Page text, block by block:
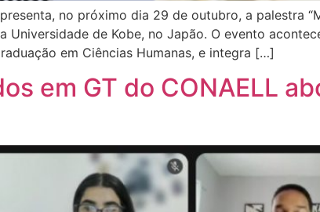
no próximo dia 29 de outubro, a palestra
Universidade de Kobe, no Japão. O evento
em Ciências Humanas, e integra […]
em GT do CONAELL